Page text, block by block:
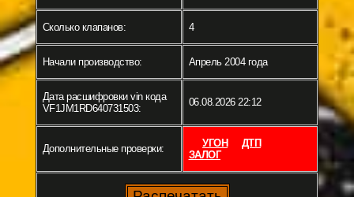
Сколько клапанов: 4
Начали производство: Апрель 2004 года
Дата расшифровки vin кода
VF1JM1RD640731503:
06.08.2026 22:12
Дополнительные проверки: УГОН
ДТП
ЗАЛОГ